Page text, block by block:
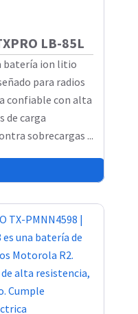
LB-85L
batería ion litio
para radios
confiable con alta
de carga
sobrecargas ...